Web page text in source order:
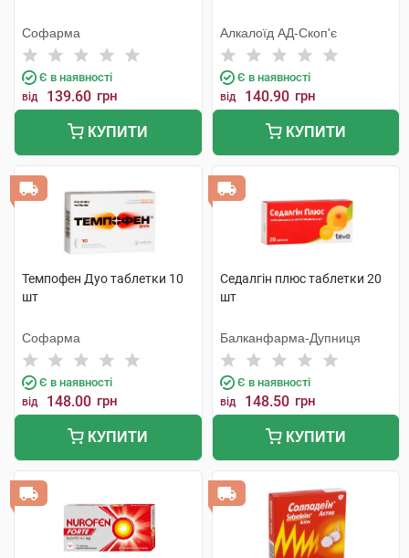
Софарма
Є в наявності
від 139.60 грн
КУПИТИ
Алкалоїд АД-Скоп'є
Є в наявності
від 140.90 грн
КУПИТИ
Темпофен Дуо таблетки 10
шт
Софарма
Є в наявності
від 148.00 грн
КУПИТИ
Седалгін плюс таблетки 20
шт
Балканфарма-Дупниця
Є в наявності
від 148.50 грн
КУПИТИ